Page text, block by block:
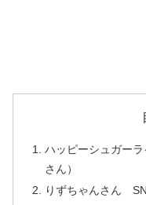
ハッピーシュガー
さん）
りずちゃんさん